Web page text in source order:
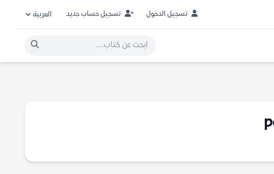
تسجيل الدخول تسجيل حساب جديد